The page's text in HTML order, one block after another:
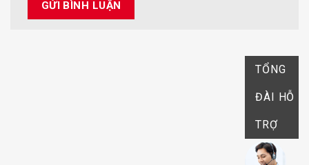
TỔNG
ĐÀI HỖ
TRỢ